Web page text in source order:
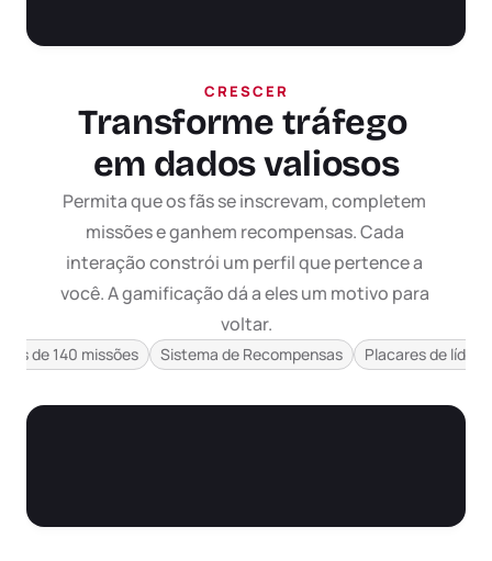
CRESCER
Transforme tráfego
em dados valiosos
Permita que os fãs se inscrevam, completem
missões e ganhem recompensas. Cada
interação constrói um perfil que pertence a
você. A gamificação dá a eles um motivo para
voltar.
de 140 missões Sistema de Recompensas Placares de
Ver tudo
Twitch